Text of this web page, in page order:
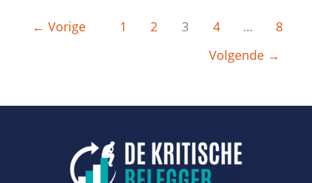
← Vorige 1 2 3 4 …
8
Volgende →